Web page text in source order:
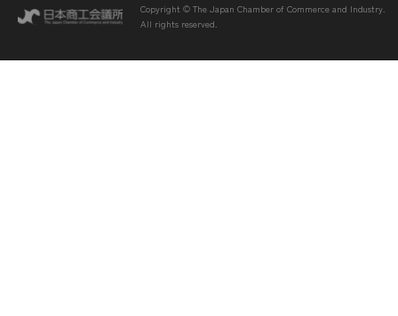
Copyright © The Japan Chamber of Commerce and Industry.
All rights reserved.